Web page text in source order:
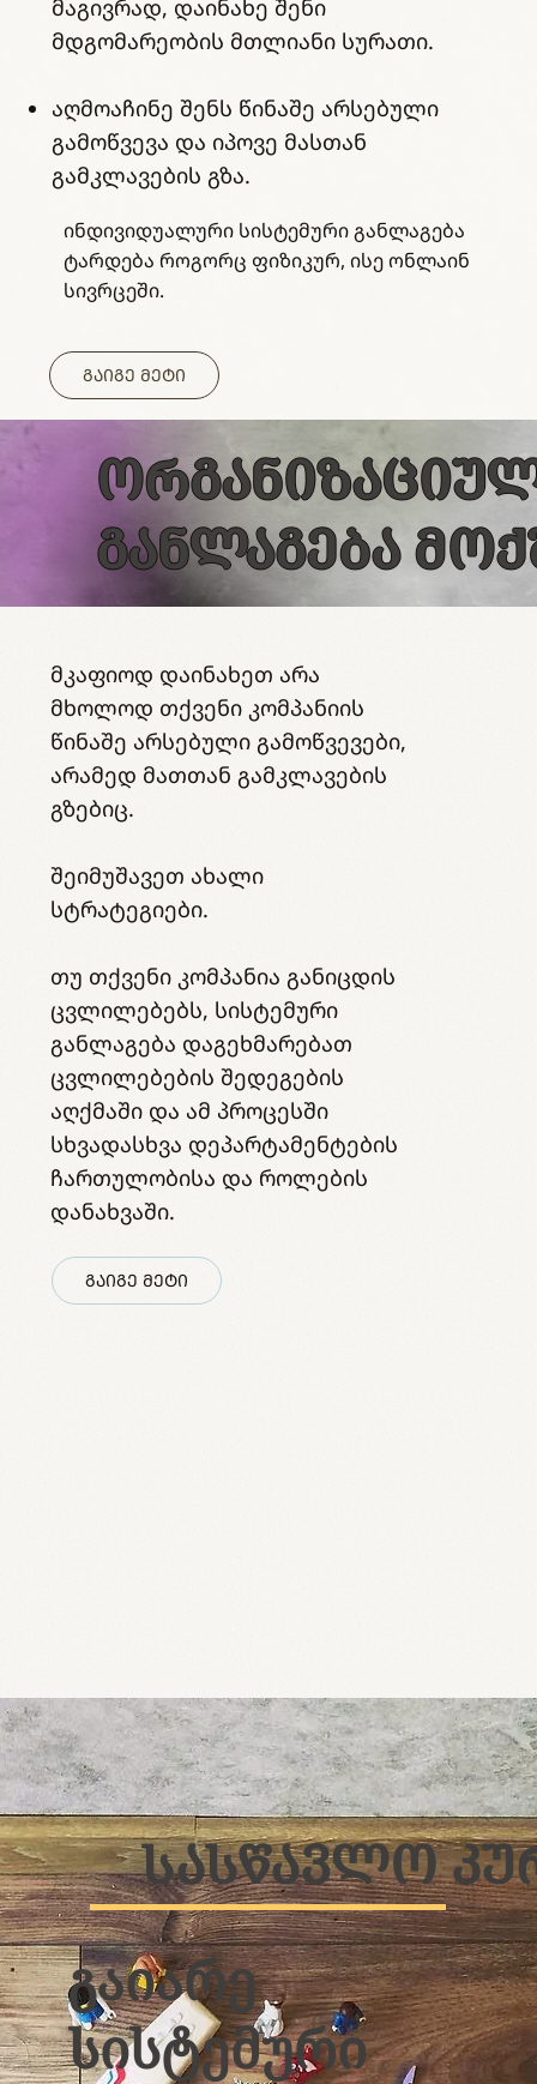
მაგივრად, დაინახე შენი
მდგომარეობის მთლიანი სურათი.
აღმოაჩინე შენს წინაშე არსებული
გამოწვევა და იპოვე მასთან
გამკლავების გზა.
ინდივიდუალური სისტემური განლაგება
ტარდება როგორც ფიზიკურ, ისე ონლაინ
სივრცეში.
ᲒᲐᲘᲒᲔ ᲛᲔᲢᲘ
ᲒᲐᲜᲚᲐᲒᲔᲑᲐ
მკაფიოდ დაინახეთ არა
მხოლოდ თქვენი კომპანიის
წინაშე არსებული გამოწვევები,
არამედ მათთან გამკლავების
გზებიც.
შეიმუშავეთ ახალი
სტრატეგიები.
თუ თქვენი კომპანია განიცდის
ცვლილებებს, სისტემური
განლაგება დაგეხმარებათ
ცვლილებების შედეგების
აღქმაში და ამ პროცესში
სხვადასხვა დეპარტამენტების
ჩართულობისა და როლების
დანახვაში.
ᲒᲐᲘᲒᲔ ᲛᲔᲢᲘ
ᲡᲐᲡᲬᲐᲕᲚᲝ
გაიარე
სისტემური